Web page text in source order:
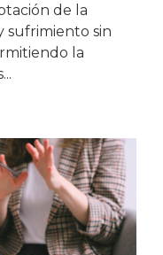
de la
sufrimiento sin
la